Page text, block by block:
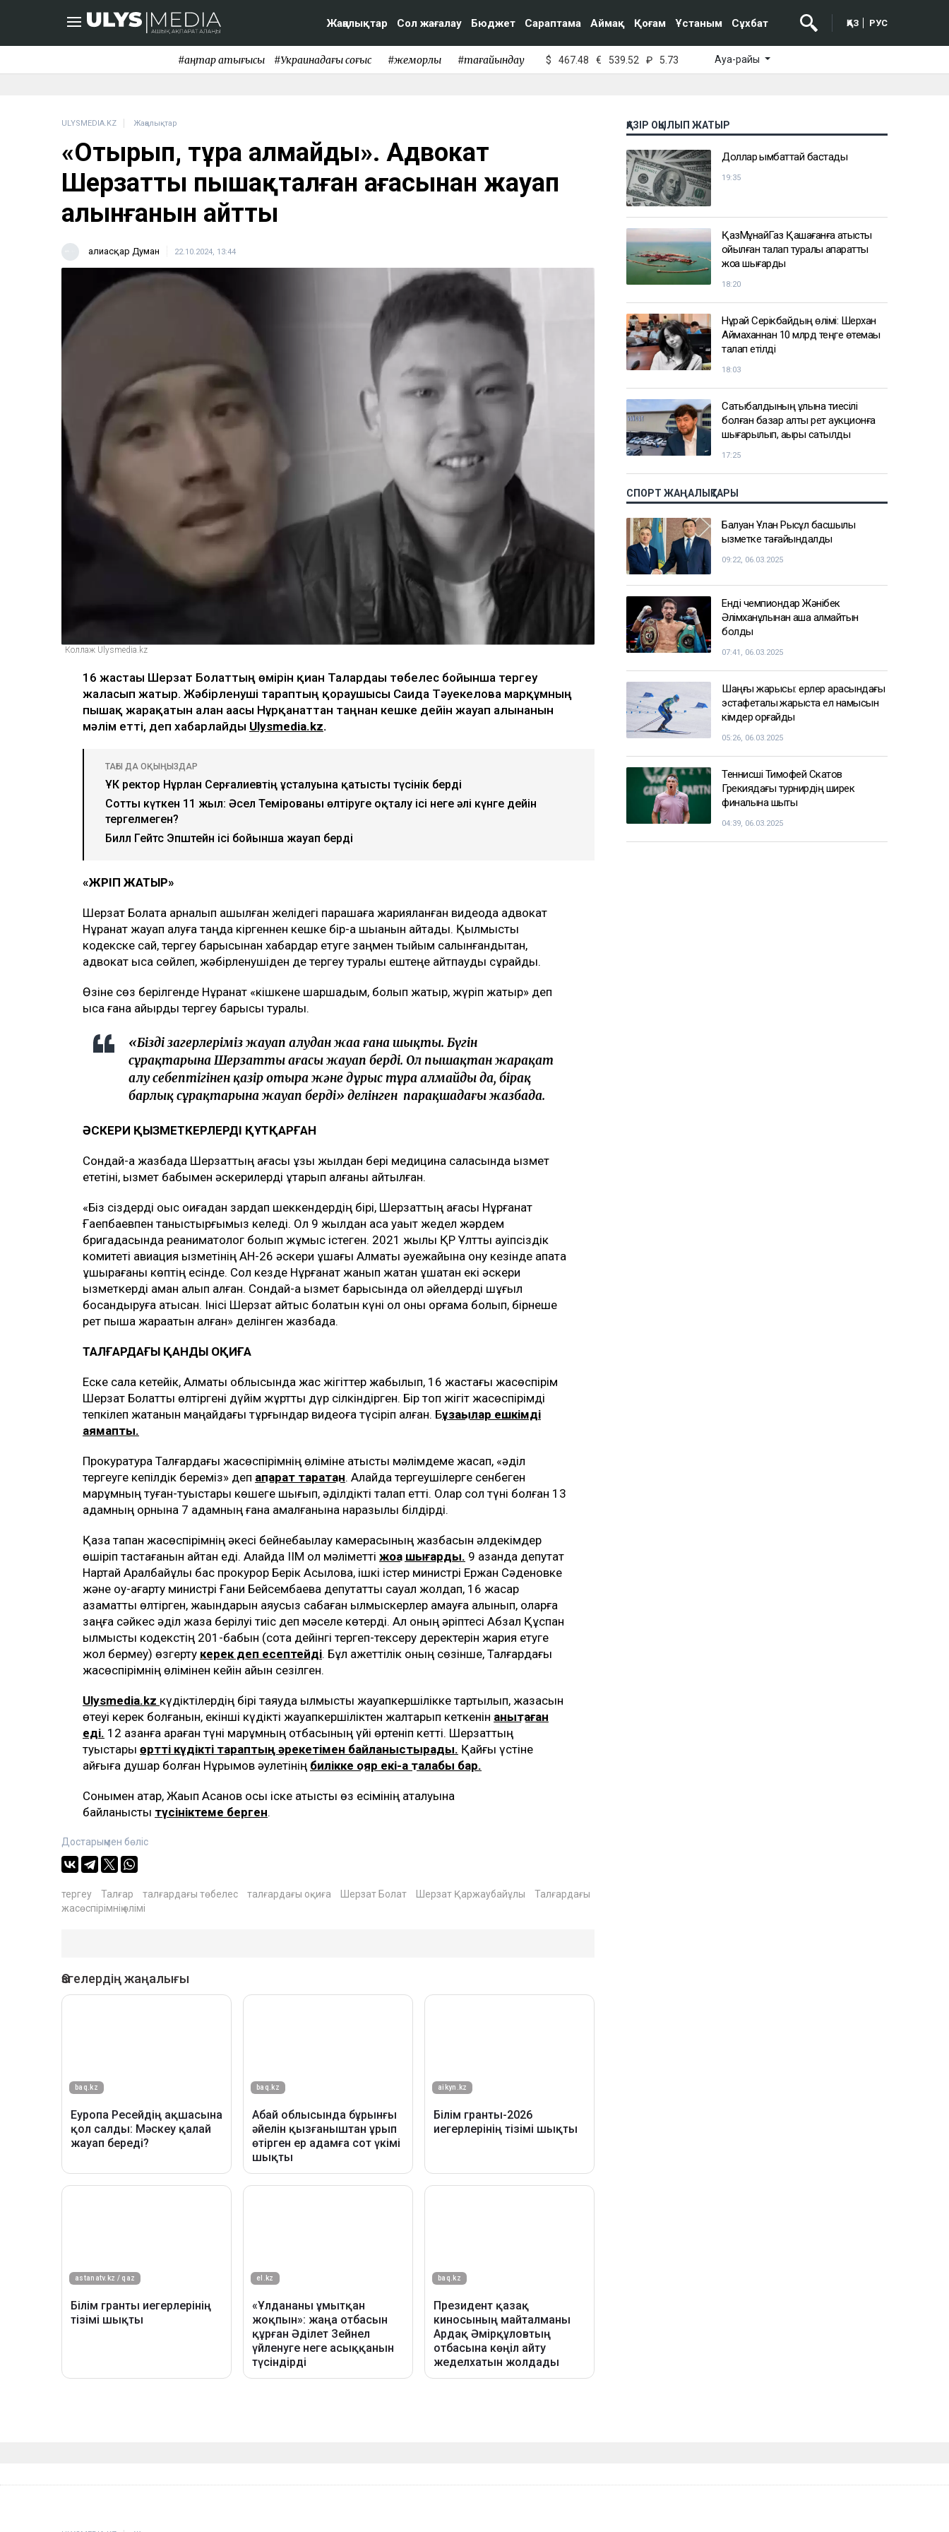
Жаңалықтар Сол жағалау Бюджет Сараптама Аймақ Қоғам Ұстаным Сұхбат ҚАЗ РУС
#қаңтар қақтығысы #Украинадағы соғыс #жемқорлық #тағайындау $ 467.48 € 539.52 ₽ 5.73 Ауа-райы
ULYSMEDIA.KZ Жаңалықтар
«Отырып, тұра алмайды». Адвокат
Шерзаттың пышақталған ағасынан жауап
алынғанын айтты
Ғалиасқар Думан 22.10.2024, 13:44
Коллаж Ulysmedia.kz
16 жастағы Шерзат Болаттың өмірін қиған Талғардағы төбелес бойынша тергеу
жалғасып жатыр. Жәбірленуші тараптың қорғаушысы Саида Тәуекелова марқұмның
пышақ жарақатын алған ағасы Нұрқанаттан таңнан кешке дейін жауап алынғанын
мәлім етті, деп хабарлайды Ulysmedia.kz.
ТАҒЫ ДА ОҚЫҢЫЗДАР
ҰҚК ректор Нұрлан Серғалиевтің ұсталуына қатысты түсінік берді
Сотты күткен 11 жыл: Әсел Темірованы өлтіруге оқталу ісі неге әлі күнге дейін
тергелмеген?
Билл Гейтс Эпштейн ісі бойынша жауап берді
«ЖҮРІП ЖАТЫР»
Шерзат Болатқа арналып ашылған желідегі парақшаға жарияланған видеода адвокат
Нұрқанат жауап алуға таңда кіргеннен кешке бір-ақ шыққанын айтады. Қылмыстық
кодекске сай, тергеу барысынан хабардар етуге заңмен тыйым салынғандықтан,
адвокат қысқа сөйлеп, жәбірленушіден де тергеу туралы ештеңе айтпауды сұрайды.
Өзіне сөз берілгенде Нұрқанат «кішкене шаршадым, болып жатыр, жүріп жатыр» деп
қысқа ғана қайырды тергеу барысы туралы.
«Біздің заңгерлеріміз жауап алудан жаңа ғана шықты. Бүгін
сұрақтарына Шерзаттың ағасы жауап берді. Ол пышақтан жарақат
алу себептігінен қазір отыра және дұрыс тұра алмайды да, бірақ
барлық сұрақтарына жауап берді» делінген парақшадағы жазбада.
ӘСКЕРИ ҚЫЗМЕТКЕРЛЕРДІ ҚҰТҚАРҒАН
Сондай-ақ жазбада Шерзаттың ағасы ұзық жылдан бері медицина саласында қызмет
ететіні, қызмет бабымен әскерилерді құтқарып қалғаны айтылған.
«Біз сіздерді оқыс оқиғадан зардап шеккендердің бірі, Шерзаттың ағасы Нұрғанат
Ғаепбаевпен таныстырғымыз келеді. Ол 9 жылдан аса уақыт жедел жәрдем
бригадасында реаниматолог болып жұмыс істеген. 2021 жылы ҚР Ұлттық қауіпсіздік
комитеті авиация қызметінің АН-26 әскери ұшағы Алматы әуежайына қону кезінде апатқа
ұшырағаны көптің есінде. Сол кезде Нұрғанат жанып жатқан ұшақтан екі әскери
қызметкерді аман алып қалған. Сондай-ақ қызмет барысында ол әйелдерді шұғыл
босандыруға қатысқан. Інісі Шерзат қайтыс болатын күні ол оны қорғамақ болып, бірнеше
рет пышақ жарақатын алған» делінген жазбада.
ТАЛҒАРДАҒЫ ҚАНДЫ ОҚИҒА
Еске сала кетейік, Алматы облысында жас жігіттер жабылып, 16 жастағы жасөспірім
Шерзат Болатты өлтіргені дүйім жұртты дүр сілкіндірген. Бір топ жігіт жасөспірімді
тепкілеп жатқанын маңайдағы тұрғындар видеоға түсіріп алған. Бұзақылар ешкімді
аямапты.
Прокуратура Талғардағы жасөспірімнің өліміне қатысты мәлімдеме жасап, «әділ
тергеуге кепілдік береміз» деп ақпарат таратқан. Алайда тергеушілерге сенбеген
марқұмның туған-туыстары көшеге шығып, әділдікті талап етті. Олар сол түні болған 13
адамның орнына 7 адамның ғана қамалғанына наразылық білдірді.
Қаза тапқан жасөспірімнің әкесі бейнебақылау камерасының жазбасын әлдекімдер
өшіріп тастағанын айтқан еді. Алайда ІІМ ол мәліметті жоққа шығарды. 9 қазанда депутат
Нартай Аралбайұлы бас прокурор Берік Асыловқа, ішкі істер министрі Ержан Сәденовке
және оқу-ағарту министрі Ғани Бейсембаевқа депутаттық сауал жолдап, 16 жасар
азаматты өлтірген, жақындарын аяусыз сабаған қылмыскерлер қамауға алынып, оларға
заңға сәйкес әділ жаза берілуі тиіс деп мәселе көтерді. Ал оның әріптесі Абзал Құспан
қылмыстық кодекстің 201-бабын (сотқа дейінгі тергеп-тексеру деректерiн жария етуге
жол бермеу) өзгерту керек деп есептейді. Бұл қажеттілік оның сөзінше, Талғардағы
жасөспірімнің өлімінен кейін айқын сезілген.
Ulysmedia.kz күдіктілердің бірі таяуда қылмыстық жауапкершілікке тартылып, жазасын
өтеуі керек болғанын, екінші күдікті жауапкершіліктен жалтарып кеткенін анықтаған
еді. 12 қазанға қараған түні марқұмның отбасының үйі өртеніп кетті. Шерзаттың
туыстары өртті күдікті тараптың әрекетімен байланыстырады. Қайғы үстіне
қайғыға душар болған Нұрымов әулетінің билікке қояр екі-ақ талабы бар.
Сонымен қатар, Жақып Асанов осы іске қатысты өз есімінің аталуына
байланысты түсініктеме берген.
Достарыңмен бөліс
тергеу Талғар талғардағы төбелес талғардағы оқиға Шерзат Болат Шерзат Қаржаубайұлы
Талғардағы
жасөспірімнің өлімі
ҚАЗІР ОҚЫЛЫП ЖАТЫР
Доллар қымбаттай бастады
19:35
ҚазМұнайГаз Қашағанға қатысты
қойылған талап туралы ақпаратты
жоққа шығарды
18:20
Нұрай Серікбайдың өлімі: Шерхан
Аймаханнан 10 млрд теңге өтемақы
талап етілді
18:03
Сатыбалдының ұлына тиесілі
болған базар алты рет аукционға
шығарылып, ақыры сатылды
17:25
СПОРТ ЖАҢАЛЫҚТАРЫ
Балуан Ұлан Рысқұл басшылық
қызметке тағайындалды
09:22, 06.03.2025
Енді чемпиондар Жәнібек
Әлімханұлынан қаша алмайтын
болды
07:41, 06.03.2025
Шаңғы жарысы: ерлер арасындағы
эстафеталық жарыста ел намысын
кімдер қорғайды
05:26, 06.03.2025
Теннисші Тимофей Скатов
Грекиядағы турнирдің ширек
финалына шықты
04:39, 06.03.2025